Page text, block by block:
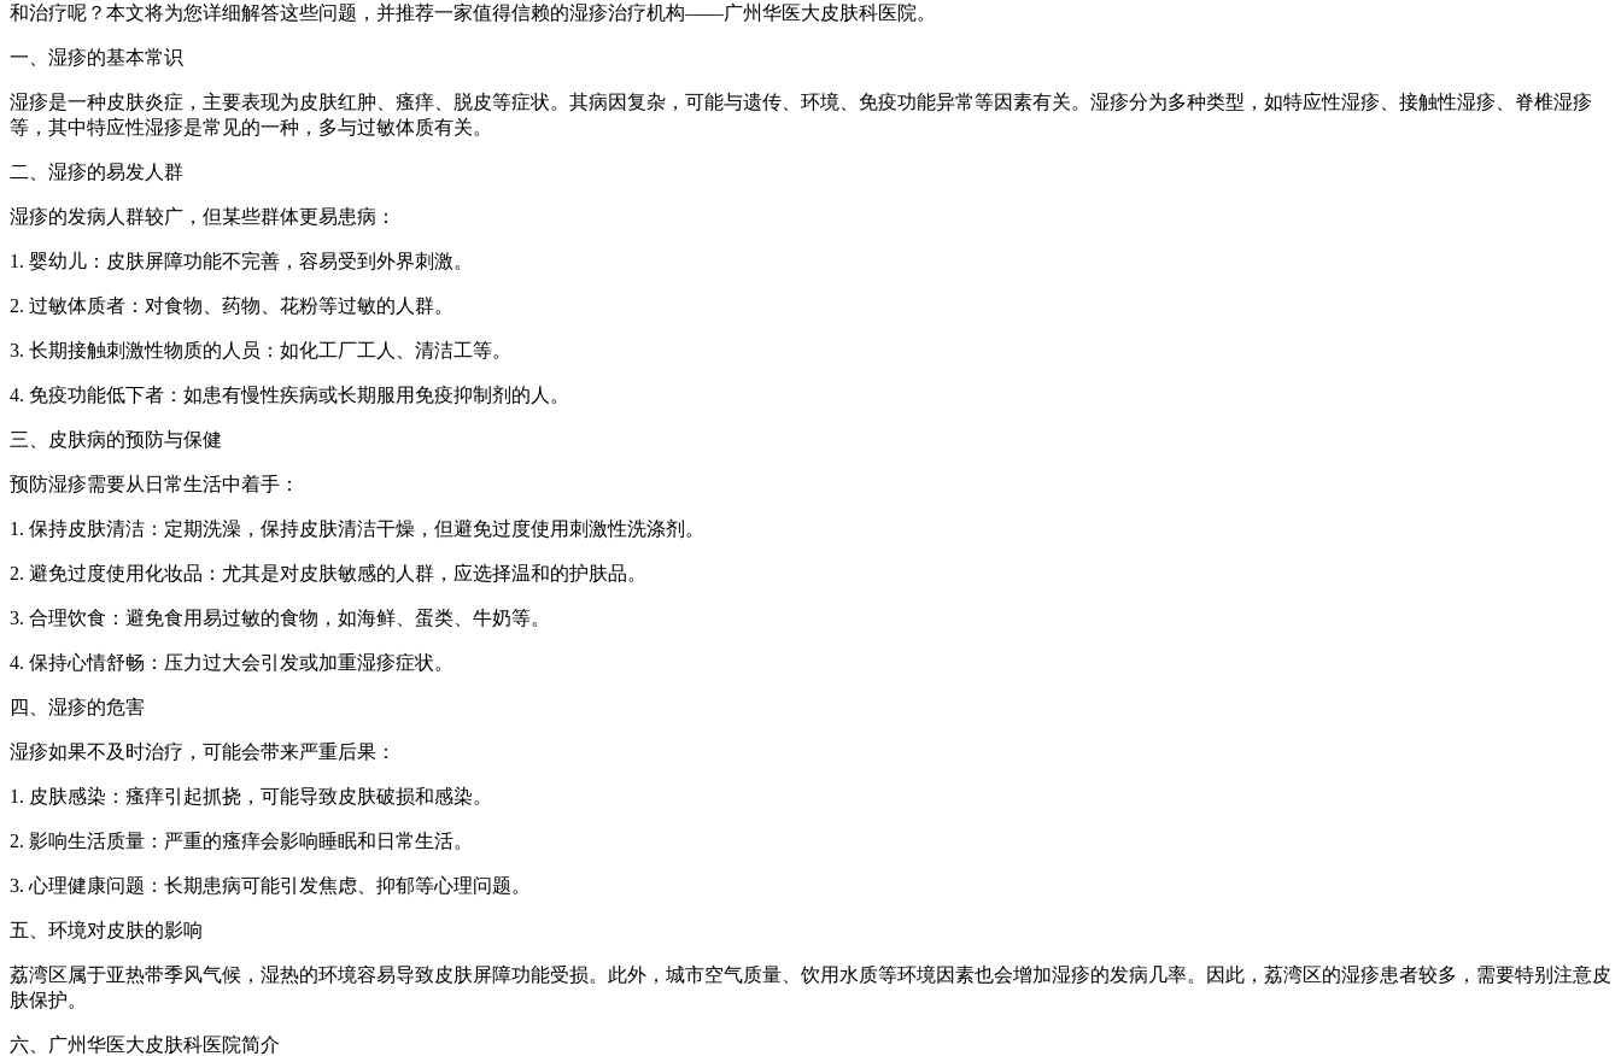
和治疗呢？本文将为您详细解答这些问题，并推荐一家值得信赖的湿疹治疗机构——广州华医大皮肤科医院。
一、湿疹的基本常识
湿疹是一种皮肤炎症，主要表现为皮肤红肿、瘙痒、脱皮等症状。其病因复杂，可能与遗传、环境、免疫功能异常等因素有关。湿疹分为多种类型，如特应性湿疹、接触性湿疹、脊椎湿疹
等，其中特应性湿疹是常见的一种，多与过敏体质有关。
二、湿疹的易发人群
湿疹的发病人群较广，但某些群体更易患病：
1. 婴幼儿：皮肤屏障功能不完善，容易受到外界刺激。
2. 过敏体质者：对食物、药物、花粉等过敏的人群。
3. 长期接触刺激性物质的人员：如化工厂工人、清洁工等。
4. 免疫功能低下者：如患有慢性疾病或长期服用免疫抑制剂的人。
三、皮肤病的预防与保健
预防湿疹需要从日常生活中着手：
1. 保持皮肤清洁：定期洗澡，保持皮肤清洁干燥，但避免过度使用刺激性洗涤剂。
2. 避免过度使用化妆品：尤其是对皮肤敏感的人群，应选择温和的护肤品。
3. 合理饮食：避免食用易过敏的食物，如海鲜、蛋类、牛奶等。
4. 保持心情舒畅：压力过大会引发或加重湿疹症状。
四、湿疹的危害
湿疹如果不及时治疗，可能会带来严重后果：
1. 皮肤感染：瘙痒引起抓挠，可能导致皮肤破损和感染。
2. 影响生活质量：严重的瘙痒会影响睡眠和日常生活。
3. 心理健康问题：长期患病可能引发焦虑、抑郁等心理问题。
五、环境对皮肤的影响
荔湾区属于亚热带季风气候，湿热的环境容易导致皮肤屏障功能受损。此外，城市空气质量、饮用水质等环境因素也会增加湿疹的发病几率。因此，荔湾区的湿疹患者较多，需要特别注意皮
肤保护。
六、广州华医大皮肤科医院简介